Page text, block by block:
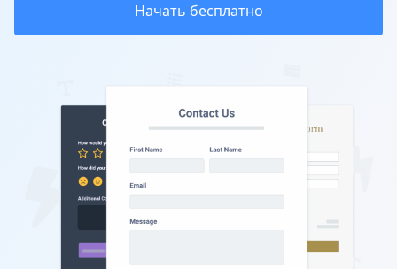
Начать бесплатно